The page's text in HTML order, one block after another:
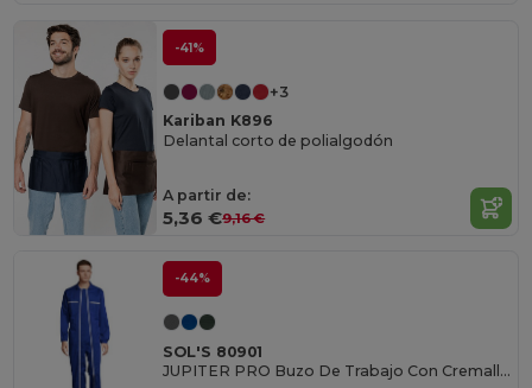
-41%
+3
Kariban K896
Delantal corto de polialgodón
A partir de:
5,36 €9,16 €
-44%
SOL'S 80901
JUPITER PRO Buzo De Trabajo Con Cremallera Doble